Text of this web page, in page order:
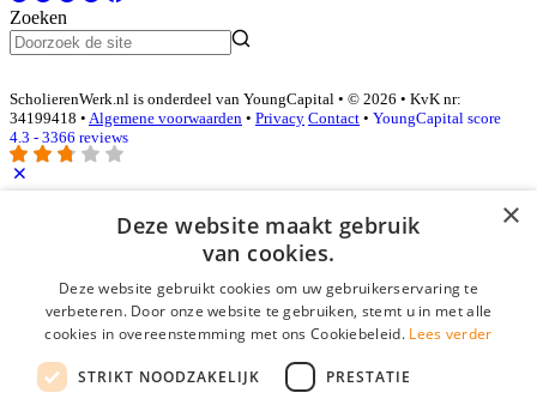
Zoeken
ScholierenWerk.nl is onderdeel van YoungCapital • © 2026 • KvK nr:
34199418 • Algemene voorwaarden • Privacy Contact • YoungCapital score
4.3 - 3366 reviews
Inloggen als bedrijf
Wachtwoord
login gegevens onthouden
×
Deze website maakt gebruik
van cookies.
Deze website gebruikt cookies om uw gebruikerservaring te
verbeteren. Door onze website te gebruiken, stemt u in met alle
cookies in overeenstemming met ons Cookiebeleid. Lees verder
STRIKT NOODZAKELIJK PRESTATIE